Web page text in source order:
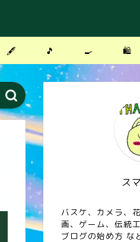
🖋 🎵 🍳 🛍
ス
バスケ、カメラ、
画、ゲーム、伝統
ブログの始め方 な